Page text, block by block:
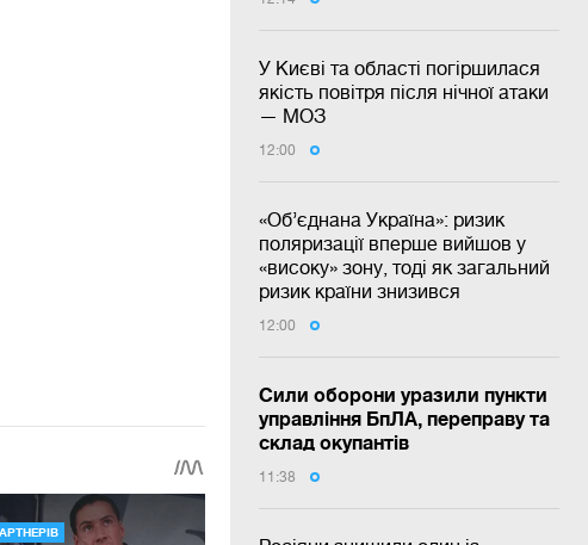
У Києві та області погіршилася
якість повітря після нічної атаки
— МОЗ
12:00
«Об’єднана Україна»: ризик
поляризації вперше вийшов у
«високу» зону, тоді як загальний
ризик країни знизився
12:00
Сили оборони уразили пункти
управління БпЛА, переправу та
склад окупантів
11:38